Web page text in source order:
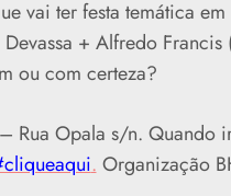
vai ter festa temática
+ Alfredo Francis
ou com certeza?
Rua Opala s/n. Quando
. Organização